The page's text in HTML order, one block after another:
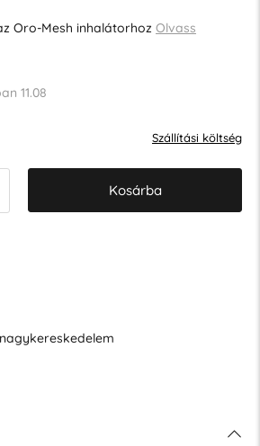
Oro-Mesh inhalátorhoz Olvass
11.08
Szállítási költség
Kosárba